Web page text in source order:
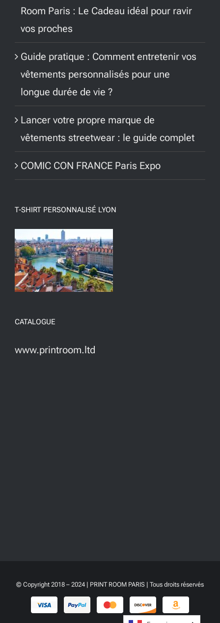
Room Paris : Le Cadeau idéal pour ravir
vos proches
Guide pratique : Comment entretenir vos
vêtements personnalisés pour une
longue durée de vie ?
Lancer votre propre marque de
vêtements streetwear : le guide complet
COMIC CON FRANCE Paris Expo
T-SHIRT PERSONNALISÉ LYON
CATALOGUE
www.printroom.ltd
© Copyright 2018 – 2024 | PRINT ROOM PARIS | Tous droits réservés